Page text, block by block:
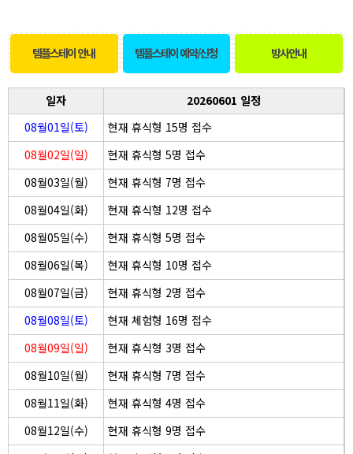
템플스테이 안내 템플스테이 예약/신청 방사안내
일자
20260601 일정
08월01일(토)
현재 휴식형 15명 접수
08월02일(일)
현재 휴식형 5명 접수
08월03일(월)
현재 휴식형 7명 접수
08월04일(화)
현재 휴식형 12명 접수
08월05일(수)
현재 휴식형 5명 접수
08월06일(목)
현재 휴식형 10명 접수
08월07일(금)
현재 휴식형 2명 접수
08월08일(토)
현재 체험형 16명 접수
08월09일(일)
현재 휴식형 3명 접수
08월10일(월)
현재 휴식형 7명 접수
08월11일(화)
현재 휴식형 4명 접수
08월12일(수)
현재 휴식형 9명 접수